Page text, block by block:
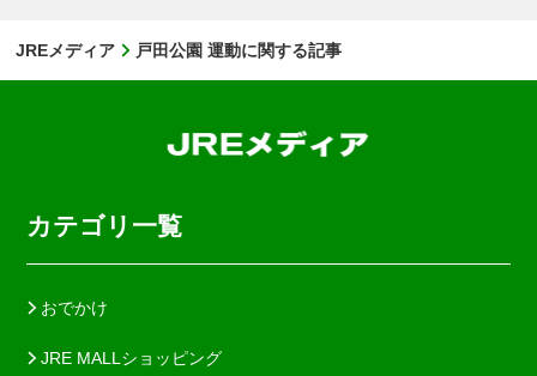
JREメディア 戸田公園 運動に関する記事
カテゴリ一覧
おでかけ
JRE MALLショッピング